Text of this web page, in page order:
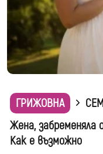
ГРИЖОВНА
Жена, забременяла
Как е възможно